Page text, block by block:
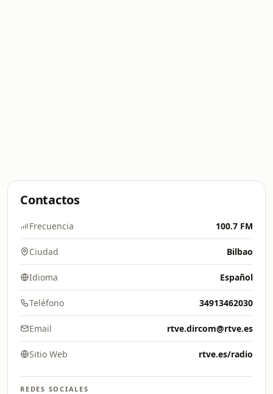
Contactos
Frecuencia 100.7 FM
Ciudad Bilbao
Idioma Español
Teléfono 34913462030
Email rtve.dircom@rtve.es
Sitio Web rtve.es/radio
REDES SOCIALES